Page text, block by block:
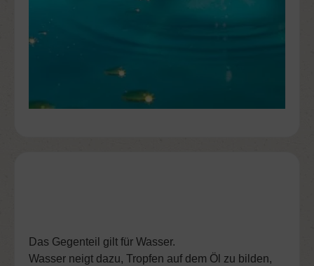
Das Gegenteil gilt für Wasser.
Wasser neigt dazu, Tropfen auf dem Öl zu bilden,